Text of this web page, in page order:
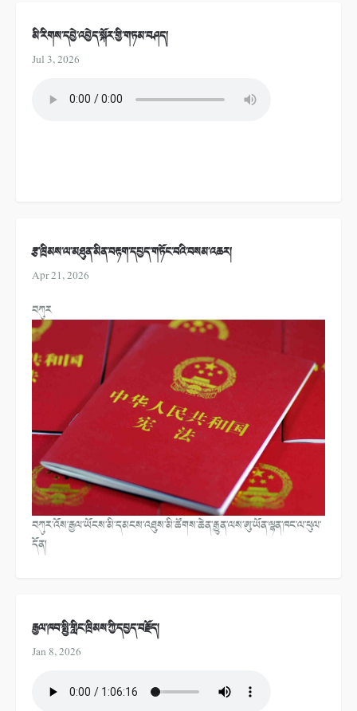
མི་རིགས་དབྱེ་འབྱེད་སྐོར་གྱི་གཏམ་བཤད།
Jul 3, 2026
རྩ་ཁྲིམས་ལ་མཐུན་མིན་བརྟག་དཔྱད་གཏོང་བའི་བསམ་འཆར།
Apr 21, 2026
བཀུར
བཀུར་འོས་རྒྱལ་ཡོངས་མི་དམངས་འཐུས་མི་ཚོགས་ཆེན་རྒྱུན་ལས་ཨུ་ཡོན་ལྷན་ཁང་ལ་ཕུལ་
དོན།
རྒྱལ་ཁབ་སྤྱི་གླིང་ཁྲིམས་ཀྱི་དཔྱད་བརྗོད།
Jan 8, 2026